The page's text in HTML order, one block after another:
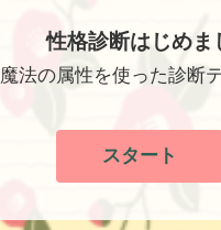
性格診断はじめま
魔法の属性を使った診断
スタート